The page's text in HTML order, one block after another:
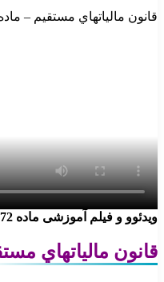
قانون مالياتهاي مستقيم – ماده
ویدئوو و فیلم آموزشی ماده 272 قانون مالیات مستقیم
قانون مالياتهاي